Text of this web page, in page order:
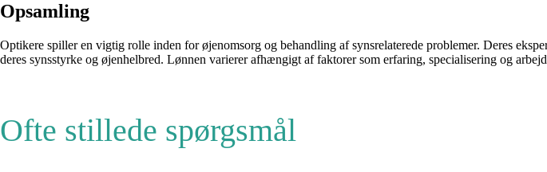
Opsamling
Optikere spiller en vigtig rolle inden for øjenomsorg og behandling af synsrelaterede problemer. Deres
deres synsstyrke og øjenhelbred. Lønnen varierer afhængigt af faktorer som erfaring, specialisering og
Ofte stillede spørgsmål